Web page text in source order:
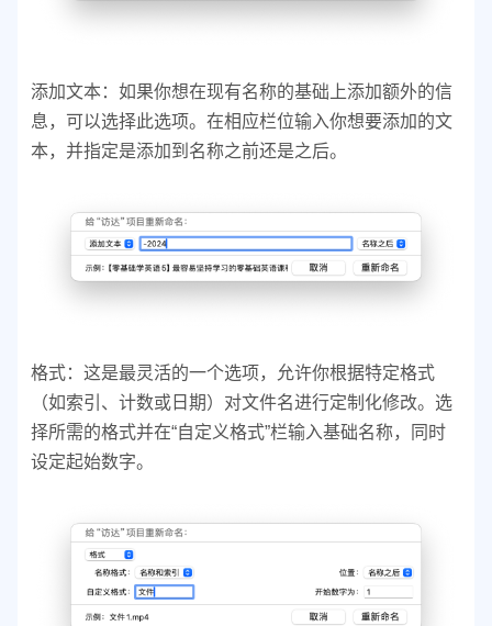
添加文本：如果你想在现有名称的基础上添加额外的信
息，可以选择此选项。在相应栏位输入你想要添加的文
本，并指定是添加到名称之前还是之后。
格式：这是最灵活的一个选项，允许你根据特定格式
（如索引、计数或日期）对文件名进行定制化修改。选
择所需的格式并在“自定义格式”栏输入基础名称，同时
设定起始数字。